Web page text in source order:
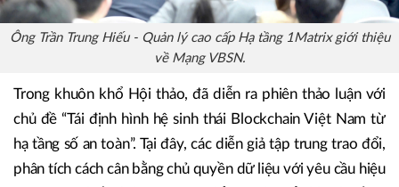
Ông Trần Trung Hiếu - Quản lý cao cấp Hạ tầng 1Matrix giới thiệu
về Mạng VBSN.